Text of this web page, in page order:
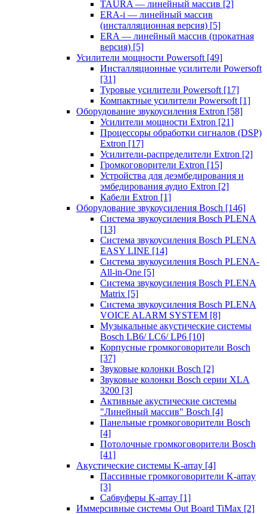
TAURA — линейный массив [2]
ERA-i — линейный массив
(инсталляционная версия) [5]
ERA — линейный массив (прокатная
версия) [5]
Усилители мощности Powersoft [49]
Инсталляционные усилители Powersoft
[31]
Туровые усилители Powersoft [17]
Компактные усилители Powersoft [1]
Оборудование звукоусиления Extron [58]
Усилители мощности Extron [21]
Процессоры обработки сигналов (DSP)
Extron [17]
Усилители-распределители Extron [2]
Громкоговорители Extron [15]
Устройства для деэмбедирования и
эмбедирования аудио Extron [2]
Кабели Extron [1]
Оборудование звукоусиления Bosch [146]
Система звукоусиления Bosch PLENA
[13]
Система звукоусиления Bosch PLENA
EASY LINE [14]
Система звукоусиления Bosch PLENA-
All-in-One [5]
Система звукоусиления Bosch PLENA
Matrix [5]
Система звукоусиления Bosch PLENA
VOICE ALARM SYSTEM [8]
Музыкальные акустические системы
Bosch LB6/ LC6/ LP6 [10]
Корпусные громкоговорители Bosch
[37]
Звуковые колонки Bosch [2]
Звуковые колонки Bosch серии XLA
3200 [3]
Активные акустические системы
"Линейный массив" Bosch [4]
Панельные громкоговорители Bosch
[4]
Потолочные громкоговорители Bosch
[41]
Акустические системы K-array [4]
Пассивные громкоговорители K-array
[3]
Сабвуферы K-array [1]
Иммерсивные системы Out Board TiMax [2]